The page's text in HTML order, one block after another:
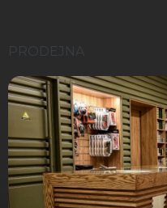
PRODEJNA